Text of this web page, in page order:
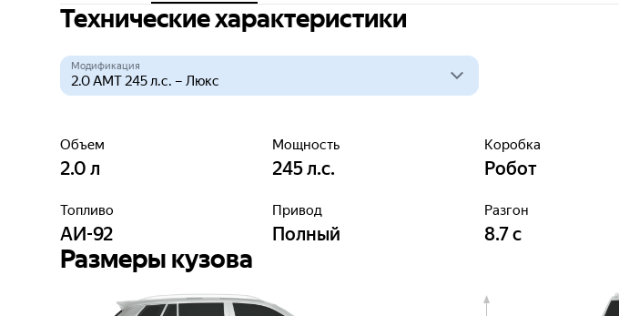
Технические характеристики
Модификация
Объем
2.0 л
Мощность
245л.с.
Коробка
Робот
Топливо
АИ-92
Привод
Полный
Разгон
8.7с
Размеры кузова